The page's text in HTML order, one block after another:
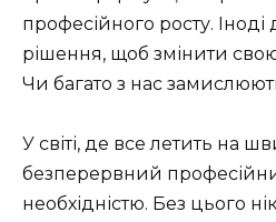
професійного росту. Іноді
рішення, щоб змінити
Чи багато з нас
У світі, де все летить на
безперервний
необхідністю. Без цього